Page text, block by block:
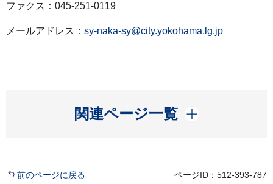
ファクス：045-251-0119
メールアドレス： sy-naka-sy@city.yokohama.lg.jp
関連ページ一覧
開く
前のページに戻る ページID：512-393-787